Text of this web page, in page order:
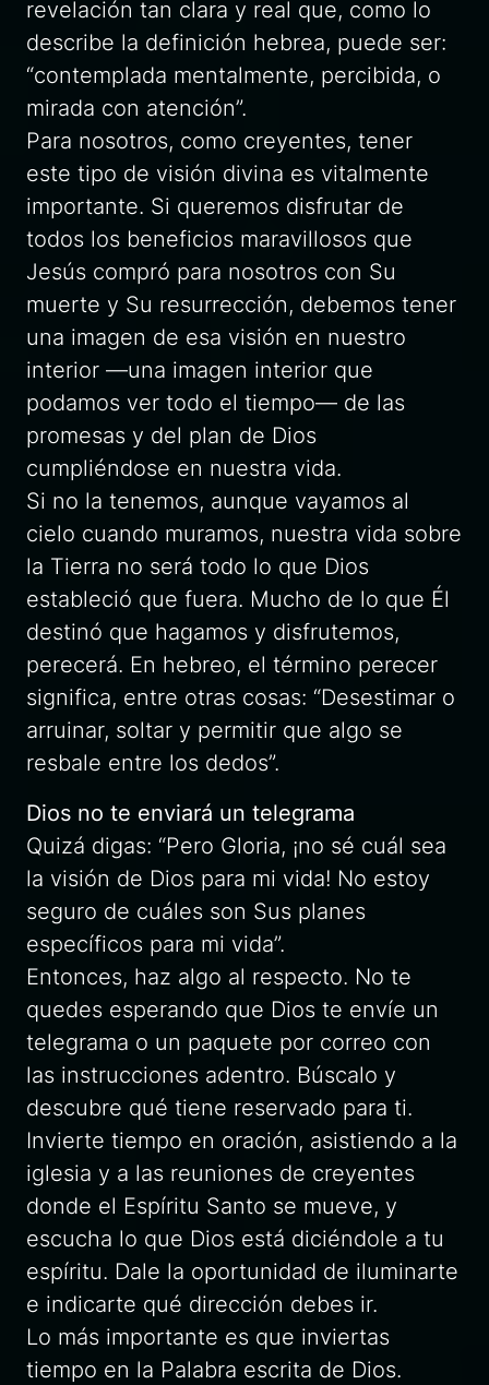
revelación tan clara y real que, como lo
describe la definición hebrea, puede ser:
“contemplada mentalmente, percibida, o
mirada con atención”.
Para nosotros, como creyentes, tener
este tipo de visión divina es vitalmente
importante. Si queremos disfrutar de
todos los beneficios maravillosos que
Jesús compró para nosotros con Su
muerte y Su resurrección, debemos tener
una imagen de esa visión en nuestro
interior —una imagen interior que
podamos ver todo el tiempo— de las
promesas y del plan de Dios
cumpliéndose en nuestra vida.
Si no la tenemos, aunque vayamos al
cielo cuando muramos, nuestra vida sobre
la Tierra no será todo lo que Dios
estableció que fuera. Mucho de lo que Él
destinó que hagamos y disfrutemos,
perecerá. En hebreo, el término perecer
significa, entre otras cosas: “Desestimar o
arruinar, soltar y permitir que algo se
resbale entre los dedos”.
Dios no te enviará un telegrama
Quizá digas: “Pero Gloria, ¡no sé cuál sea
la visión de Dios para mi vida! No estoy
seguro de cuáles son Sus planes
específicos para mi vida”.
Entonces, haz algo al respecto. No te
quedes esperando que Dios te envíe un
telegrama o un paquete por correo con
las instrucciones adentro. Búscalo y
descubre qué tiene reservado para ti.
Invierte tiempo en oración, asistiendo a la
iglesia y a las reuniones de creyentes
donde el Espíritu Santo se mueve, y
escucha lo que Dios está diciéndole a tu
espíritu. Dale la oportunidad de iluminarte
e indicarte qué dirección debes ir.
Lo más importante es que inviertas
tiempo en la Palabra escrita de Dios.